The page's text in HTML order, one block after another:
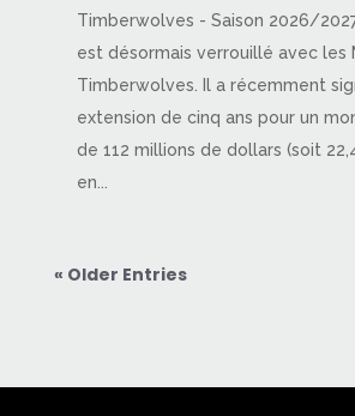
Timberwolves - Saison 2026/
est désormais verrouillé avec les
Timberwolves. Il a récemment
extension de cinq ans pour un
de 112 millions de dollars (soit
en...
« Older Entries